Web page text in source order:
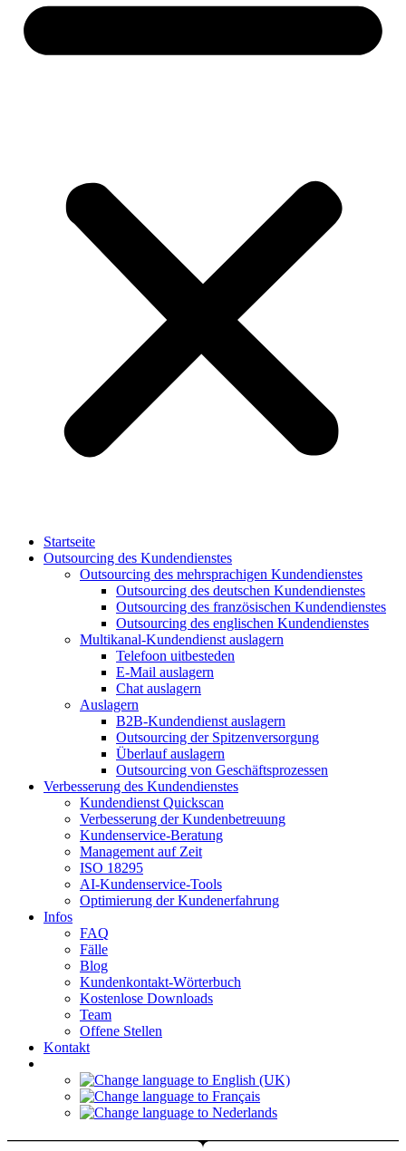
Startseite
Outsourcing des Kundendienstes
Outsourcing des mehrsprachigen Kundendienstes
Outsourcing des deutschen Kundendienstes
Outsourcing des französischen Kundendienstes
Outsourcing des englischen Kundendienstes
Multikanal-Kundendienst auslagern
Telefoon uitbesteden
E-Mail auslagern
Chat auslagern
Auslagern
B2B-Kundendienst auslagern
Outsourcing der Spitzenversorgung
Überlauf auslagern
Outsourcing von Geschäftsprozessen
Verbesserung des Kundendienstes
Kundendienst Quickscan
Verbesserung der Kundenbetreuung
Kundenservice-Beratung
Management auf Zeit
ISO 18295
AI-Kundenservice-Tools
Optimierung der Kundenerfahrung
Infos
FAQ
Fälle
Blog
Kundenkontakt-Wörterbuch
Kostenlose Downloads
Team
Offene Stellen
Kontakt